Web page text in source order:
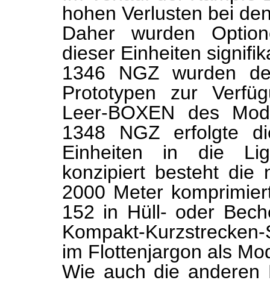
hohen Verlusten bei
Daher wurden
dieser Einheiten
1346 NGZ wurden
Prototypen zur
Leer-BOXEN des
1348 NGZ erfolgte
Einheiten in die
konzipiert besteht die
2000 Meter
152 in Hüll- oder
Kompakt-
im Flottenjargon als
Wie auch die anderen